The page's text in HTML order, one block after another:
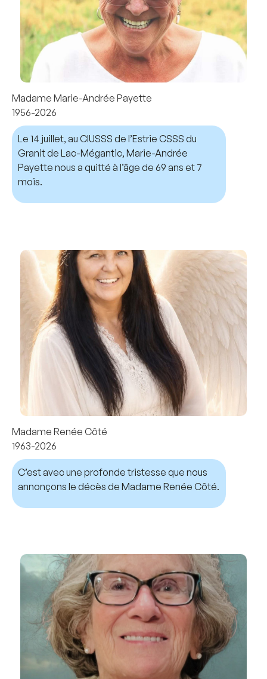
Madame Marie-Andrée Payette
1956-2026
Le 14 juillet, au CIUSSS de l’Estrie CSSS du
Granit de Lac-Mégantic, Marie-Andrée
Payette nous a quitté à l’âge de 69 ans et 7
mois.
Madame Renée Côté
1963-2026
C’est avec une profonde tristesse que nous
annonçons le décès de Madame Renée Côté.